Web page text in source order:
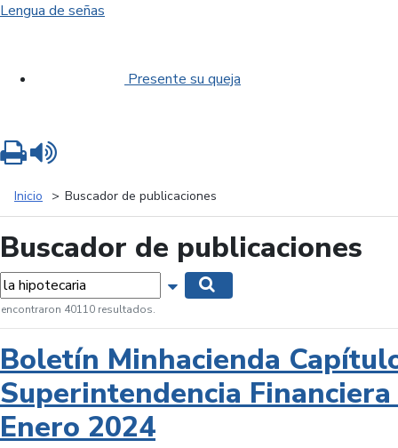
Lengua de señas
Presente su queja
Inicio Buscador de publicaciones
Buscador de publicaciones
Mostrar opciones de búsqueda
encontraron 40110 resultados.
Boletín Minhacienda
Superintendencia
Enero 2024
Imprimir